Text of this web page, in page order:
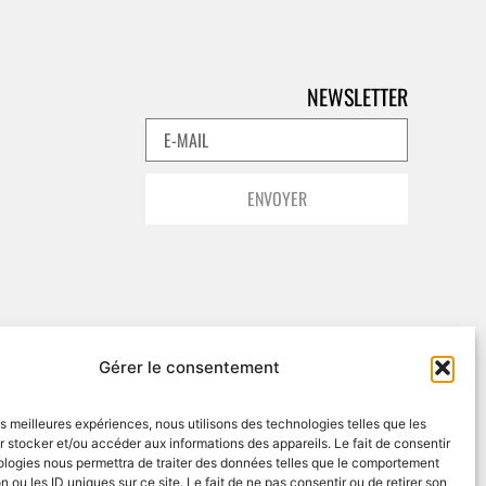
Gérer le consentement
meilleures expériences, nous utilisons des technologies telles que les
stocker et/ou accéder aux informations des appareils. Le fait de consentir
nous permettra de traiter des données telles que le comportement
ou les ID uniques sur ce site. Le fait de ne pas consentir ou de retirer son
NEWSLETTER
ENVOYER